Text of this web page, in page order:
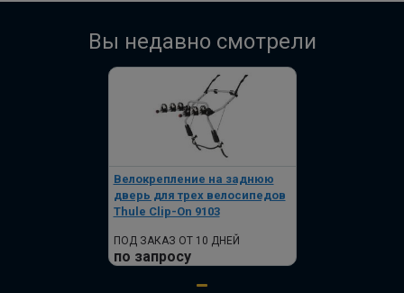
Вы недавно смотрели
Велокрепление на заднюю
дверь для трех велосипедов
Thule Clip-On 9103
ПОД ЗАКАЗ ОТ 10 ДНЕЙ
по запросу